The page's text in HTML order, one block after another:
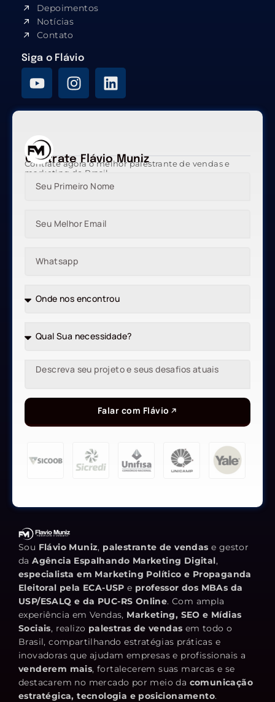
Depoimentos
Notícias
Contato
Siga o Flávio
Contrate Flávio Muniz
Contrate agora o melhor palestrante de vendas e
marketing do Brasil
Falar com Flávio
Sou Flávio Muniz, palestrante de vendas e gestor
daAgência Espalhando Marketing Digital,
especialista em Marketing Político e Propaganda
Eleitoral pela ECA-USP e professor dos MBAs da
USP/ESALQ e da PUC-RS Online. Com ampla
experiência em Vendas, Marketing, SEO e Mídias
Sociais, realizo palestras de vendas em todo o
Brasil, compartilhando estratégias práticas e
inovadoras que ajudam empresas e profissionais a
venderem mais, fortalecerem suas marcas e se
destacarem no mercado por meio da comunicação
estratégica, tecnologia e posicionamento.